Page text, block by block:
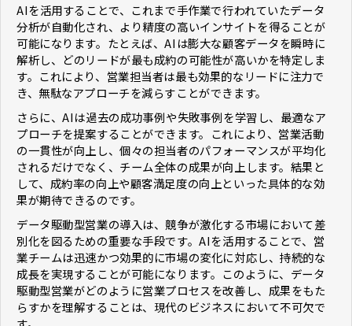
AIを活用することで、これまで手作業で行われていたデータ
分析が自動化され、より精度の高いインサイトを得ることが
可能になります。たとえば、AIは膨大な顧客データを瞬時に
解析し、どのリードが最も成約の可能性が高いかを特定しま
す。これにより、営業担当者は最も効果的なリードに注力で
き、無駄なアプローチを減らすことができます。
さらに、AIは過去の成功事例や失敗事例を学習し、最適なア
プローチを提案することができます。これにより、営業活動
の一貫性が向上し、個々の担当者のパフォーマンスが平均化
されるだけでなく、チーム全体の成果が向上します。結果と
して、成約率の向上や顧客満足度の向上といった具体的な効
果が期待できるのです。
データ駆動型営業の導入は、競争が激化する市場において差
別化を図るための重要な手段です。AIを活用することで、営
業チームは迅速かつ効果的に市場の変化に対応し、持続的な
成長を実現することが可能になります。このように、データ
駆動型営業がどのように営業プロセスを改善し、成果をもた
らすかを理解することは、現代のビジネスにおいて不可欠で